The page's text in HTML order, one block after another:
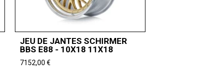
JEU DE JANTES SCHIRMER
BBS E88 - 10X18 11X18
7152,00€